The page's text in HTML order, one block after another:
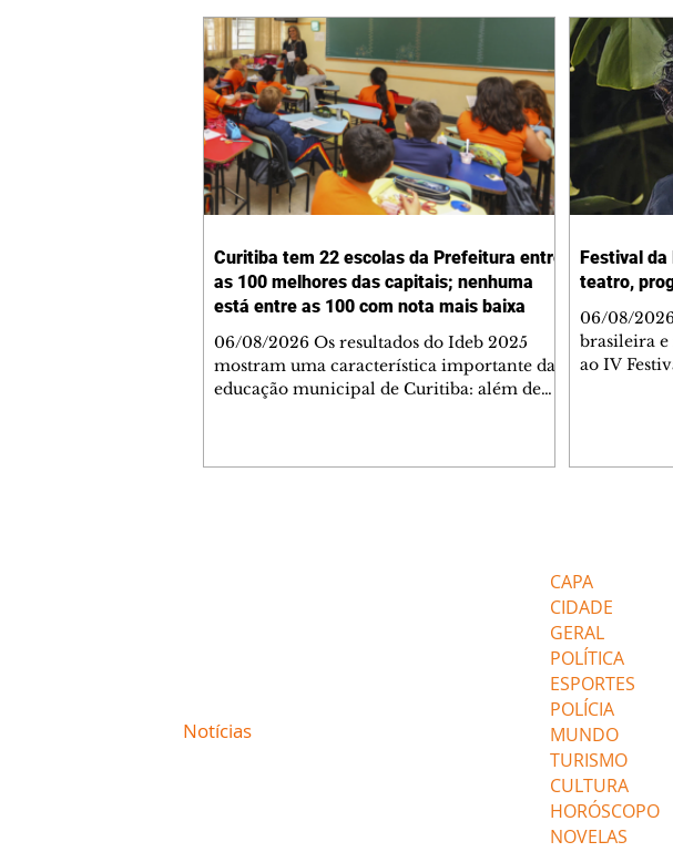
Curitiba tem 22 escolas da Prefeitura entre
as 100 melhores das capitais; nenhuma
está entre as 100 com nota mais baixa
06/08/2026 Os resultados do Ideb 2025
mostram uma característica importante da
educação municipal de Curitiba: além de
Festival da
teatro,
06/08/
brasileira
ao IV
de Pilar
Notícias
CAPA
CIDADE
GERAL
POLÍTICA
ESPORTES
POLÍCIA
MUNDO
TURISMO
CULTURA
HORÓSCOPO
NOVELAS